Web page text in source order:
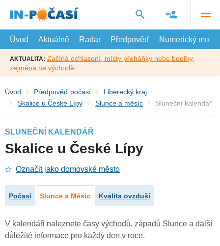
hlavní
Úvod
Aktuálně Radar Předpověď Numerický model
AKTUALITA: Začíná ochlazení, místy přeháňky nebo bouřky,
zejména na východě
Úvod Předpověď počasí
Liberecký kraj
Skalice u České Lípy
Slunce a měsíc Sluneční kalendář
SLUNEČNÍ KALENDÁŘ
Skalice u České Lípy
Označit jako domovské město
Počasí Slunce a Měsíc Kvalita ovzduší
V kalendáři naleznete časy východů, západů Slunce a další
důležité informace pro každý den v roce.